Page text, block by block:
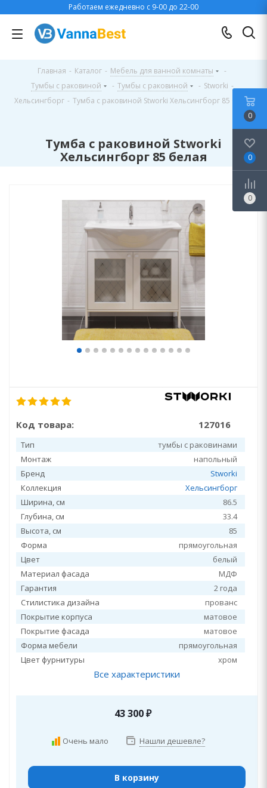
Работаем ежедневно с 9-00 до 22-00
Главная - Каталог - Мебель для ванной комнаты
-
Тумбы с раковиной
- Тумбы с раковиной - Stworki -
Хельсингборг - Тумба с раковиной Stworki Хельсингборг 85 белая
Тумба с раковиной Stworki
Хельсингборг 85 белая
Код товара: 127016
Тип
тумбы с раковинами
Монтаж
напольный
Бренд
Stworki
Коллекция
Хельсингборг
Ширина, см
86.5
Глубина, см
33.4
Высота, см
85
Форма
прямоугольная
Цвет
белый
Материал фасада
МДФ
Гарантия
2 года
Стилистика дизайна
прованс
Покрытие корпуса
матовое
Покрытие фасада
матовое
Форма мебели
прямоугольная
Цвет фурнитуры
хром
Все характеристики
43 300₽
Очень мало Нашли дешевле?
В корзину
0
0
0